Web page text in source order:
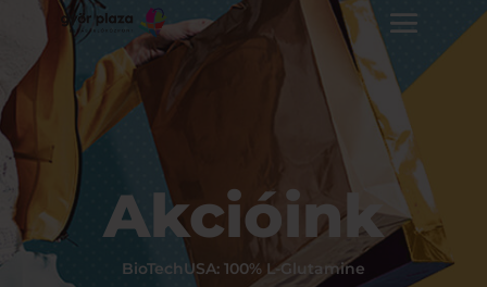
Akcióink
BioTechUSA: 100% L-Glutamine